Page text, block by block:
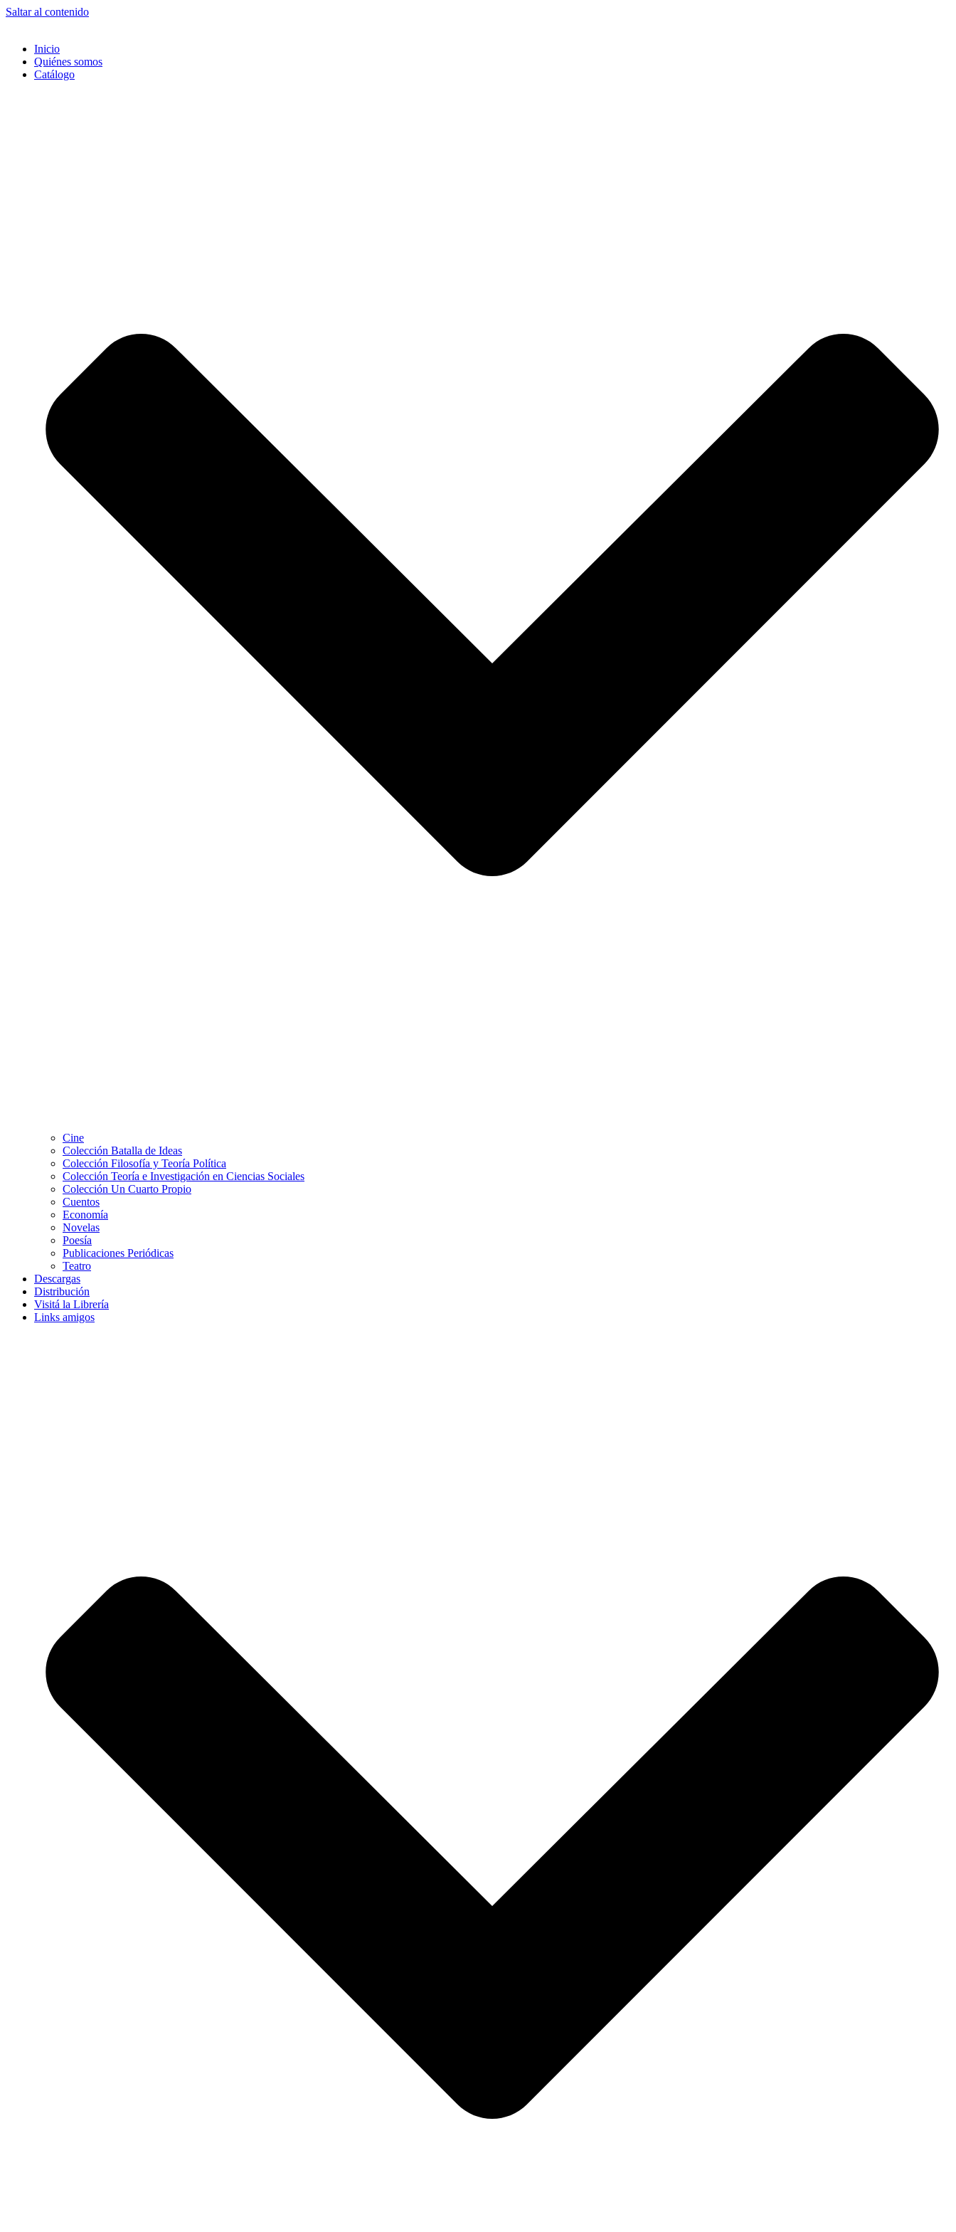
Saltar al contenido
Inicio
Quiénes somos
Catálogo
Cine
Colección Batalla de Ideas
Colección Filosofía y Teoría Política
Colección Teoría e Investigación en Ciencias Sociales
Colección Un Cuarto Propio
Cuentos
Economía
Novelas
Poesía
Publicaciones Periódicas
Teatro
Descargas
Distribución
Visitá la Librería
Links amigos